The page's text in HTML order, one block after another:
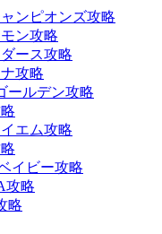
ンピオンズ攻略
ン攻略
ース攻略
攻略
ールデン攻略
エム攻略
イビー攻略
攻略
略